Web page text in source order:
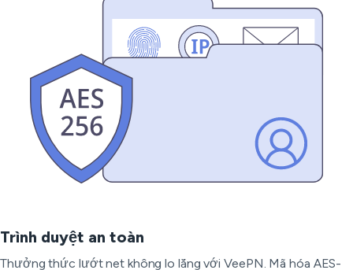
Trình duyệt an toàn
Thưởng thức lướt net không lo lắng với VeePN. Mã hóa AES-